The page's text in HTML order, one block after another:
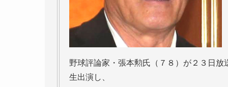
野球評論家・張本勲氏（７８）が２３日
生出演し、